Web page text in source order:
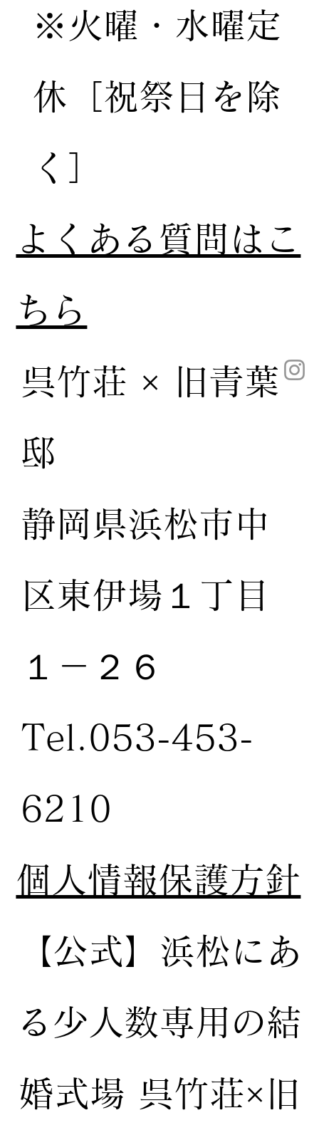
※火曜・水曜定
休［祝祭日を除
く］
呉竹荘 × 旧青葉
邸
静岡県浜松市中
区東伊場１丁目
１－２６
Tel.053-453-
6210
個人情報保護方針
【公式】 浜松にあ
る少人数専用の結
婚式場 呉竹荘×旧
​よくある質問はこ
ちら